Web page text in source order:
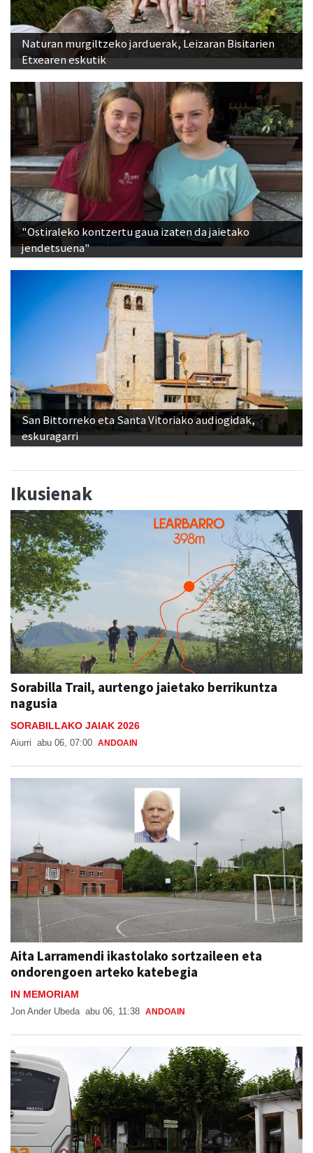
Naturan murgiltzeko jarduerak, Leizaran Bisitarien
Etxearen eskutik
"Ostiraleko kontzertu gaua izaten da jaietako
jendetsuena"
San Bittorreko eta Santa Vitoriako audiogidak,
eskuragarri
Ikusienak
Sorabilla Trail, aurtengo jaietako berrikuntza
nagusia
SORABILLAKO JAIAK 2026
Aiurri abu 06, 07:00 ANDOAIN
Aita Larramendi ikastolako sortzaileen eta
ondorengoen arteko katebegia
IN MEMORIAM
Jon Ander Ubeda abu 06, 11:38 ANDOAIN